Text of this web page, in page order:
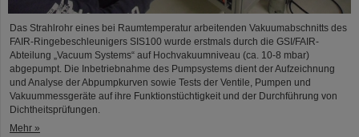
Das Strahlrohr eines bei Raumtemperatur arbeitenden Vakuumabschnitts des
FAIR-Ringebeschleunigers SIS100 wurde erstmals durch die GSI/FAIR-
Abteilung „Vacuum Systems“ auf Hochvakuumniveau (ca. 10-8 mbar)
abgepumpt. Die Inbetriebnahme des Pumpsystems dient der Aufzeichnung
und Analyse der Abpumpkurven sowie Tests der Ventile, Pumpen und
Vakuummessgeräte auf ihre Funktionstüchtigkeit und der Durchführung von
Dichtheitsprüfungen.
Mehr »